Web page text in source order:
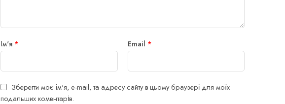
Ім'я * Email *
Зберегти моє ім'я, e-mail, та адресу сайту в цьому браузері для моїх
подальших коментарів.